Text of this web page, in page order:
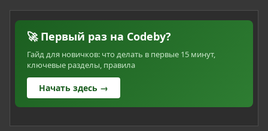
🚀 Первый раз на Codeby?
Гайд для новичков: что делать в первые 15 минут,
ключевые разделы, правила
Начать здесь →